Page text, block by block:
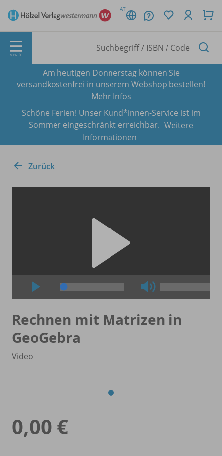
AT
MENÜ
Am heutigen Donnerstag können Sie
versandkostenfrei in unserem Webshop bestellen!
Mehr Infos
Schöne Ferien! Unser Kund*innen-Service ist im
Sommer eingeschränkt erreichbar. Weitere
Informationen
Zurück
Rechnen mit Matrizen in
GeoGebra
Video
0,00 €